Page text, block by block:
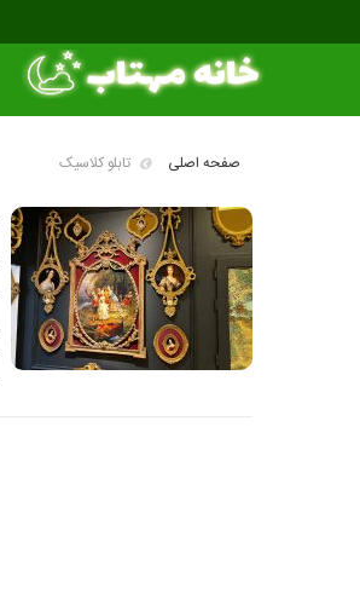
صفحه اصلی تابلو کلاسیک